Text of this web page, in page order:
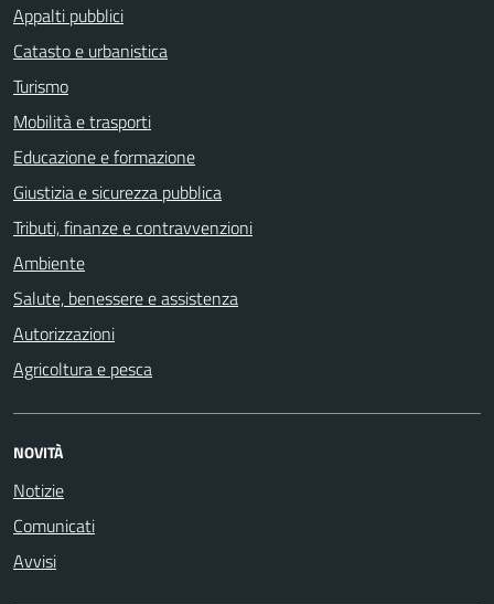
Appalti pubblici
Catasto e urbanistica
Turismo
Mobilità e trasporti
Educazione e formazione
Giustizia e sicurezza pubblica
Tributi, finanze e contravvenzioni
Ambiente
Salute, benessere e assistenza
Autorizzazioni
Agricoltura e pesca
NOVITÀ
Notizie
Comunicati
Avvisi